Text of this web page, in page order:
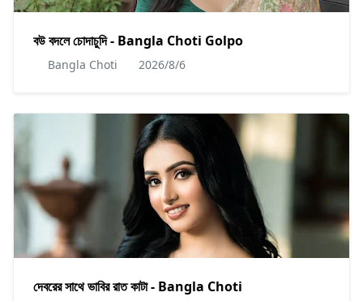
বউ বদলে চোদাচুদি - Bangla Choti Golpo
Bangla Choti 2026/8/6
দেবরের সাথে ভাবির রাত কাটা - Bangla Choti